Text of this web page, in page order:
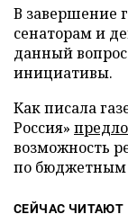
В завершение
сенаторам и
данный
инициативы.
Как писала
Россия»
возможность
по бюджетным
СЕЙЧАС ЧИТАЮТ